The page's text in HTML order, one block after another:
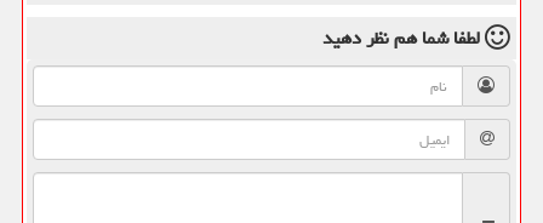
لطفا شما همنظر دهید